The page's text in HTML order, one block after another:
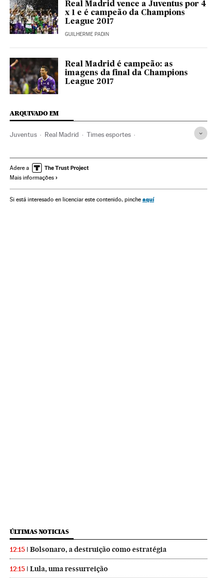
Real Madrid vence a Juventus por 4
x 1 e é campeão da Champions
League 2017
GUILHERME PADIN
Real Madrid é campeão: as
imagens da final da Champions
League 2017
ARQUIVADO EM
Juventus Real Madrid Times esportes
Fase final Champions League 2016/2017
Champions League
Adere a
Mais informações
Si está interesado en licenciar este contenido, pinche aquí
ÚLTIMAS NOTICIAS
12:15 Bolsonaro, a destruição como estratégia
12:15 Lula, uma ressurreição